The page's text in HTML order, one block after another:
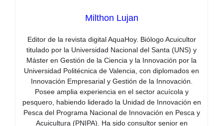
Milthon Lujan
Editor de la revista digital AquaHoy. Biólogo Acuicultor
titulado por la Universidad Nacional del Santa (UNS) y
Máster en Gestión de la Ciencia y la Innovación por la
Universidad Politécnica de Valencia, con diplomados en
Innovación Empresarial y Gestión de la Innovación.
Posee amplia experiencia en el sector acuícola y
pesquero, habiendo liderado la Unidad de Innovación en
Pesca del Programa Nacional de Innovación en Pesca y
Acuicultura (PNIPA). Ha sido consultor senior en